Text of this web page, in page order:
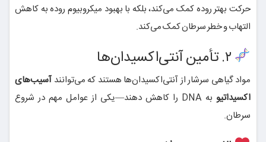
حرکت بهتر روده کمک می‌کند، بلکه با بهبود میکروبیوم روده به کاهش
التهاب و خطر سرطان کمک می‌کند.
مواد گیاهی سرشار از آنتی‌اکسیدان‌ها هستند که می‌توانند آسیب‌های
اکسیداتیو
به DNA را کاهش دهند—یکی از عوامل مهم در شروع
سرطان.